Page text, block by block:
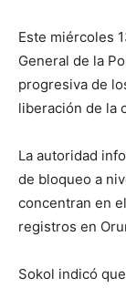
Este miércoles
General de la
progresiva de
liberación de la
La autoridad
de bloqueo a
concentran en
registros en
Sokol indicó